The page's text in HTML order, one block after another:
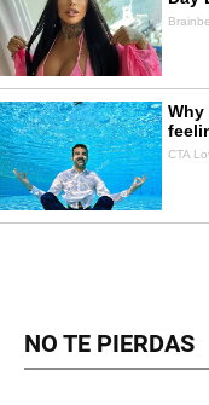
NO TE PIERDAS